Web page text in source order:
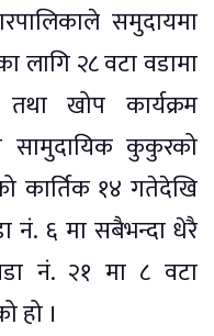
समुदायमा
२८ वटा वडामा
खोप कार्यक्रम
कुकुरको
कार्तिक १४ गतेदेखि
नं. ६ मा सबैभन्दा धेरै
नं. २१ मा ८ वटा
हो ।